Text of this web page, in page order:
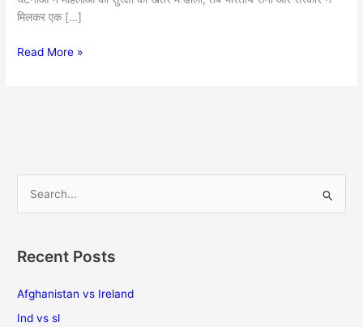
मिलकर एक […]
Read More »
rRecent Posts
Afghanistan vs Ireland
Ind vs sl